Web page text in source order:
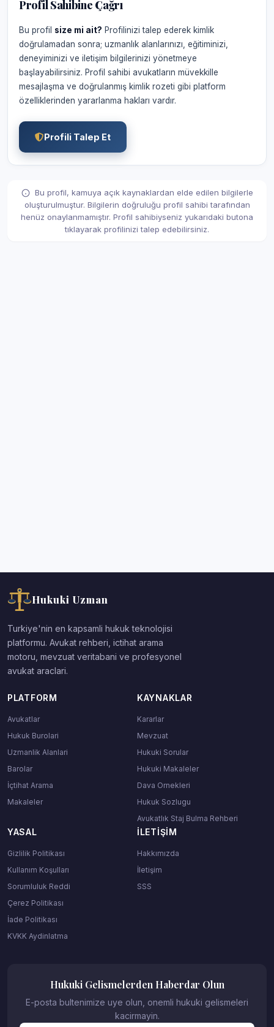
Profil Sahibine Çağrı
Bu profil size mi ait? Profilinizi talep ederek kimlik
doğrulamadan sonra; uzmanlık alanlarınızı, eğitiminizi,
deneyiminizi ve iletişim bilgilerinizi yönetmeye
başlayabilirsiniz. Profil sahibi avukatların müvekkille
mesajlaşma ve doğrulanmış kimlik rozeti gibi platform
özelliklerinden yararlanma hakları vardır.
Profili Talep Et
Bu profil, kamuya açık kaynaklardan elde edilen bilgilerle
oluşturulmuştur. Bilgilerin doğruluğu profil sahibi tarafından
henüz onaylanmamıştır. Profil sahibiyseniz yukarıdaki butona
tıklayarak profilinizi talep edebilirsiniz.
Hukuki Uzman
Turkiye'nin en kapsamli hukuk teknolojisi
platformu. Avukat rehberi, ictihat arama
motoru, mevzuat veritabani ve profesyonel
avukat araclari.
PLATFORM
Avukatlar
Hukuk Burolari
Uzmanlik Alanlari
Barolar
İçtihat Arama
Makaleler
KAYNAKLAR
Kararlar
Mevzuat
Hukuki Sorular
Hukuki Makaleler
Dava Ornekleri
Hukuk Sozlugu
Avukatlık Staj Bulma Rehberi
YASAL
Gizlilik Politikası
Kullanım Koşulları
Sorumluluk Reddi
Çerez Politikası
İade Politikası
KVKK Aydinlatma
İLETIŞIM
Hakkımızda
İletişim
SSS
Hukuki Gelismelerden Haberdar Olun
E-posta bultenimize uye olun, onemli hukuki gelismeleri
kacirmayin.